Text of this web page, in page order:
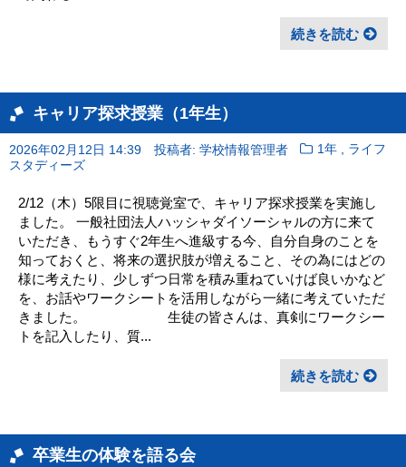
続きを読む
キャリア探求授業（1年生）
2026年02月12日 14:39 投稿者: 学校情報管理者 1年 , ライフ
スタディーズ
2/12（木）5限目に視聴覚室で、キャリア探求授業を実施し
ました。 一般社団法人ハッシャダイソーシャルの方に来て
いただき、もうすぐ2年生へ進級する今、自分自身のことを
知っておくと、将来の選択肢が増えること、その為にはどの
様に考えたり、少しずつ日常を積み重ねていけば良いかなど
を、お話やワークシートを活用しながら一緒に考えていただ
きました。 生徒の皆さんは、真剣にワークシー
トを記入したり、質...
続きを読む
卒業生の体験を語る会